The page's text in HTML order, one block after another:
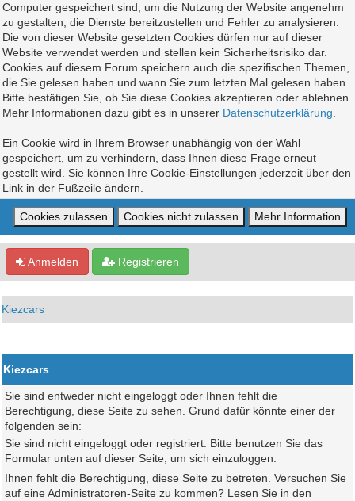
Computer gespeichert sind, um die Nutzung der Website angenehm
zu gestalten, die Dienste bereitzustellen und Fehler zu analysieren.
Die von dieser Website gesetzten Cookies dürfen nur auf dieser
Website verwendet werden und stellen kein Sicherheitsrisiko dar.
Cookies auf diesem Forum speichern auch die spezifischen Themen,
die Sie gelesen haben und wann Sie zum letzten Mal gelesen haben.
Bitte bestätigen Sie, ob Sie diese Cookies akzeptieren oder ablehnen.
Mehr Informationen dazu gibt es in unserer Datenschutzerklärung
Ein Cookie wird in Ihrem Browser unabhängig von der Wahl
gespeichert, um zu verhindern, dass Ihnen diese Frage erneut
gestellt wird. Sie können Ihre Cookie-Einstellungen jederzeit über den
Link in der Fußzeile ändern.
Anmelden Registrieren
Kiezcars
Kiezcars
Sie sind entweder nicht eingeloggt oder Ihnen fehlt die
Berechtigung, diese Seite zu sehen. Grund dafür könnte einer der
folgenden sein:
Sie sind nicht eingeloggt oder registriert. Bitte benutzen Sie das
Formular unten auf dieser Seite, um sich einzuloggen.
Ihnen fehlt die Berechtigung, diese Seite zu betreten. Versuchen Sie
auf eine Administratoren-Seite zu kommen? Lesen Sie in den